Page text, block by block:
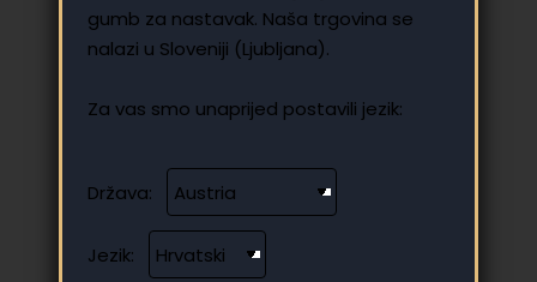
gumb za nastavak. Naša trgovina se
nalazi u Sloveniji (Ljubljana).
Za vas smo unaprijed postavili jezik:
Država:
Jezik: